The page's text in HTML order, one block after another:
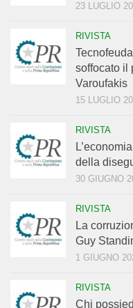
23 LUGLIO
RIVISTA
soffocato il
Varoufakis
15 LUGLIO
RIVISTA
della
30 GIUGNO
RIVISTA
La
Guy
1 GIUGNO
RIVISTA
Chi